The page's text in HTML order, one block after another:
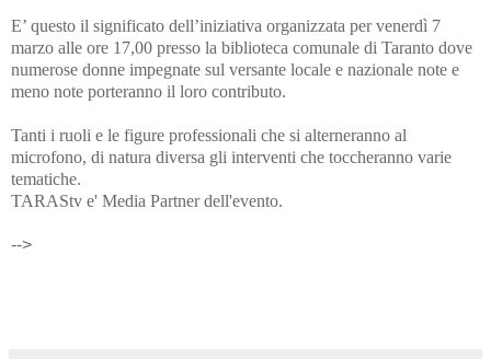
E’ questo il significato dell’iniziativa organizzata per venerdì 7
marzo alle ore 17,00 presso la biblioteca comunale di Taranto dove
numerose donne impegnate sul versante locale e nazionale note e
meno note porteranno il loro contributo.
Tanti i ruoli e le figure professionali che si alterneranno al
microfono, di natura diversa gli interventi che toccheranno varie
tematiche.
TARAStv e' Media Partner dell'evento.
-->